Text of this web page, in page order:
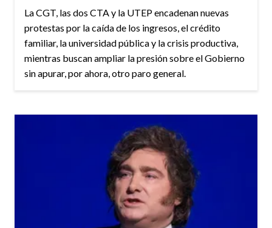
La CGT, las dos CTA y la UTEP encadenan nuevas
protestas por la caída de los ingresos, el crédito
familiar, la universidad pública y la crisis productiva,
mientras buscan ampliar la presión sobre el Gobierno
sin apurar, por ahora, otro paro general.